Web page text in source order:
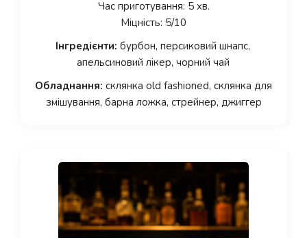
Час приготування: 5 хв.
Міцність: 5/10
Інгредієнти: бурбон, персиковий шнапс,
апельсиновий лікер, чорний чай
Обладнання: склянка old fashioned, склянка для
змішування, барна ложка, стрейнер, джиггер